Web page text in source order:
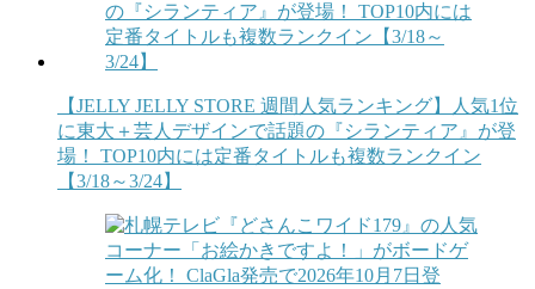
【JELLY JELLY STORE 週間人気ランキング】人気1位
に東大＋芸人デザインで話題の『シランティア』が登
場！ TOP10内には定番タイトルも複数ランクイン
【3/18～3/24】